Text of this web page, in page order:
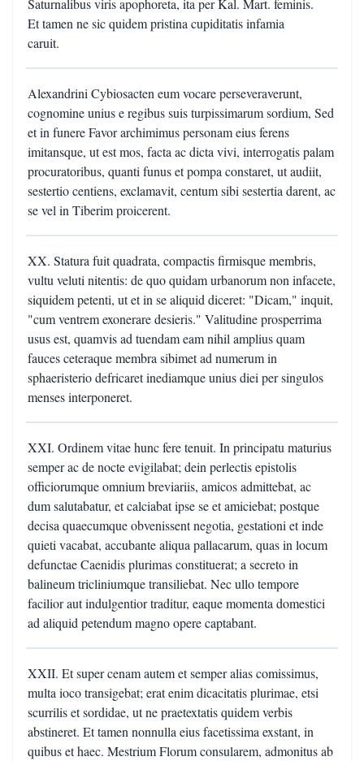
Saturnalibus viris apophoreta, ita per Kal. Mart. feminis.
Et tamen ne sic quidem pristina cupiditatis infamia
caruit.
Alexandrini Cybiosacten eum vocare perseveraverunt,
cognomine unius e regibus suis turpissimarum sordium, Sed
et in funere Favor archimimus personam eius ferens
imitansque, ut est mos, facta ac dicta vivi, interrogatis palam
procuratoribus, quanti funus et pompa constaret, ut audiit,
sestertio centiens, exclamavit, centum sibi sestertia darent, ac
se vel in Tiberim proicerent.
XX. Statura fuit quadrata, compactis firmisque membris,
vultu veluti nitentis: de quo quidam urbanorum non infacete,
siquidem petenti, ut et in se aliquid diceret: "Dicam," inquit,
"cum ventrem exonerare desieris." Valitudine prosperrima
usus est, quamvis ad tuendam eam nihil amplius quam
fauces ceteraque membra sibimet ad numerum in
sphaeristerio defricaret inediamque unius diei per singulos
menses interponeret.
XXI. Ordinem vitae hunc fere tenuit. In principatu maturius
semper ac de nocte evigilabat; dein perlectis epistolis
officiorumque omnium breviariis, amicos admittebat, ac
dum salutabatur, et calciabat ipse se et amiciebat; postque
decisa quaecumque obvenissent negotia, gestationi et inde
quieti vacabat, accubante aliqua pallacarum, quas in locum
defunctae Caenidis plurimas constituerat; a secreto in
balineum tricliniumque transiliebat. Nec ullo tempore
facilior aut indulgentior traditur, eaque momenta domestici
ad aliquid petendum magno opere captabant.
XXII. Et super cenam autem et semper alias comissimus,
multa ioco transigebat; erat enim dicacitatis plurimae, etsi
scurrilis et sordidae, ut ne praetextatis quidem verbis
abstineret. Et tamen nonnulla eius facetissima exstant, in
quibus et haec. Mestrium Florum consularem, admonitus ab